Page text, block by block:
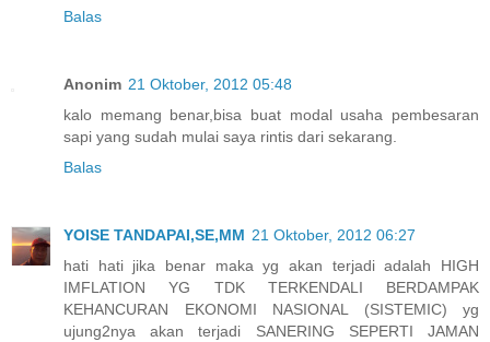
Balas
Anonim 21 Oktober, 2012 05:48
kalo memang benar,bisa buat modal usaha pembesaran
sapi yang sudah mulai saya rintis dari sekarang.
Balas
YOISE TANDAPAI,SE,MM 21 Oktober, 2012 06:27
hati hati jika benar maka yg akan terjadi adalah HIGH
IMFLATION YG TDK TERKENDALI BERDAMPAK
KEHANCURAN EKONOMI NASIONAL (SISTEMIC) yg
ujung2nya akan terjadi SANERING SEPERTI JAMAN